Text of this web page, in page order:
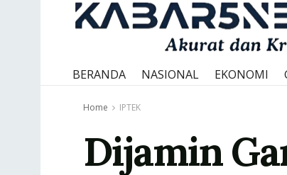
BERANDA NASIONAL EKONOMI
Home IPTEK
Dijamin